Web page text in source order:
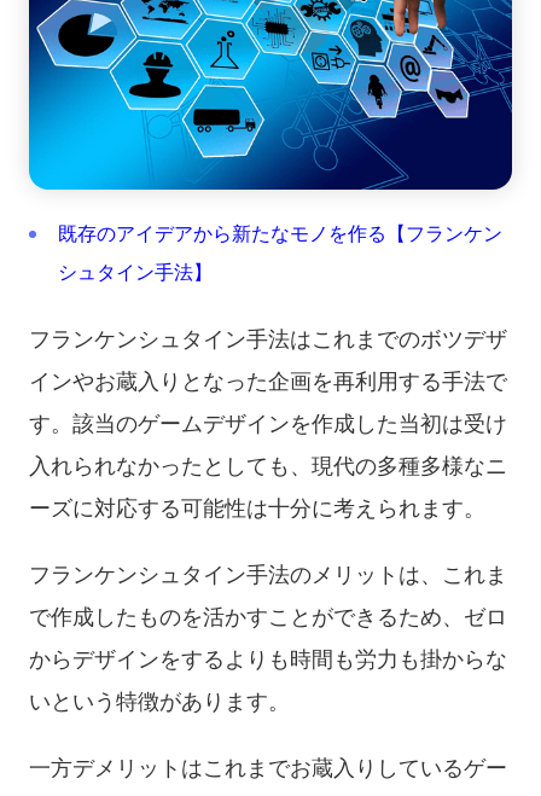
既存のアイデアから新たなモノを作る【フランケン
シュタイン手法】
フランケンシュタイン手法はこれまでのボツデザ
インやお蔵入りとなった企画を再利用する手法で
す。該当のゲームデザインを作成した当初は受け
入れられなかったとしても、現代の多種多様なニ
ーズに対応する可能性は十分に考えられます。
フランケンシュタイン手法のメリットは、これま
で作成したものを活かすことができるため、ゼロ
からデザインをするよりも時間も労力も掛からな
いという特徴があります。
一方デメリットはこれまでお蔵入りしているゲー